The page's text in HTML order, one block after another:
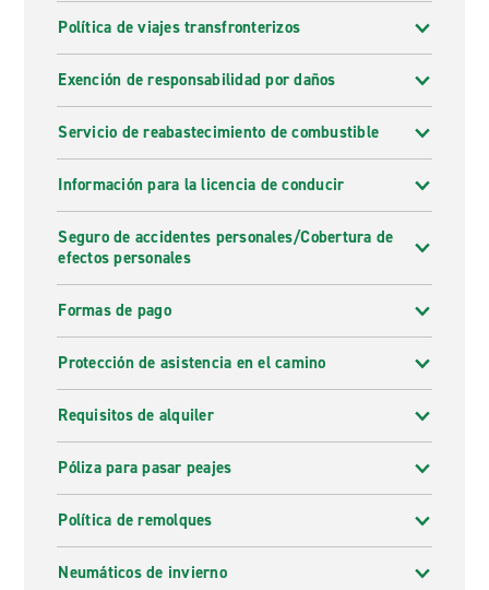
Política de viajes transfronterizos
Exención de responsabilidad por daños
Servicio de reabastecimiento de combustible
Información para la licencia de conducir
Seguro de accidentes personales/Cobertura de
efectos personales
Formas de pago
Protección de asistencia en el camino
Requisitos de alquiler
Póliza para pasar peajes
Política de remolques
Neumáticos de invierno